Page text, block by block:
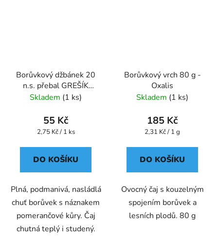
Borůvkový džbánek 20
n.s. přebal GREŠÍK
Ovocný čaj
Skladem (1 ks)
55 Kč
Měrná
2,75 Kč / 1 ks
DO KOŠÍKU
Plná, podmanivá, nasládlá
chuť borůvek s náznakem
pomerančové kůry. Čaj
chutná teplý i studený.
Borůvkový vrch 80 g -
Oxalis
Skladem (1 ks)
185 Kč
Měrná
2,31 Kč / 1 g
DO KOŠÍKU
Ovocný čaj s kouzelným
spojením borůvek a
lesních plodů. 80 g